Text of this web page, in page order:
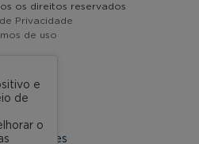
os direitos reservados
Privacidade
de uso
A FGV
Unidades
e
de
o